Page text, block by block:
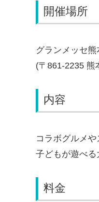
開催場所
グランメッセ熊
(〒861-2235 熊
内容
コラボグルメや
子どもが遊べる
料金